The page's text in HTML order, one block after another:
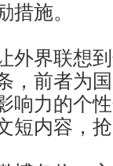
措施。
外界联想
前者为
响力的个
短内容，